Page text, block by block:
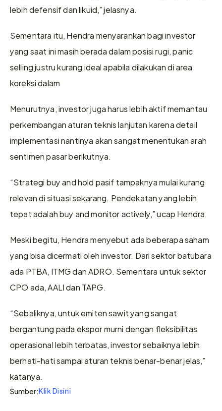
lebih defensif dan likuid,” jelasnya.
Sementara itu, Hendra menyarankan bagi investor
yang saat ini masih berada dalam posisi rugi, panic
selling justru kurang ideal apabila dilakukan di area
koreksi dalam
Menurutnya, investor juga harus lebih aktif memantau
perkembangan aturan teknis lanjutan karena detail
implementasi nantinya akan sangat menentukan arah
sentimen pasar berikutnya.
“Strategi buy and hold pasif tampaknya mulai kurang
relevan di situasi sekarang. Pendekatan yang lebih
tepat adalah buy and monitor actively,” ucap Hendra.
Meski begitu, Hendra menyebut ada beberapa saham
yang bisa dicermati oleh investor. Dari sektor batubara
ada PTBA, ITMG dan ADRO. Sementara untuk sektor
CPO ada, AALI dan TAPG.
“Sebaliknya, untuk emiten sawit yang sangat
bergantung pada ekspor murni dengan fleksibilitas
operasional lebih terbatas, investor sebaiknya lebih
berhati-hati sampai aturan teknis benar-benar jelas,”
katanya.
Sumber:Klik Disini